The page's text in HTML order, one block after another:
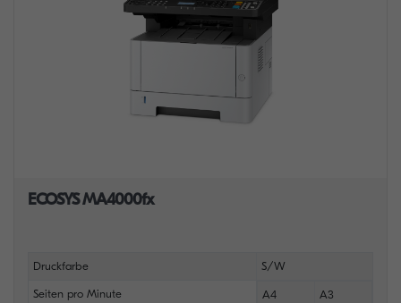
ECOSYS MA4000fx
Druckfarbe S/W
Seiten pro Minute A4 A3